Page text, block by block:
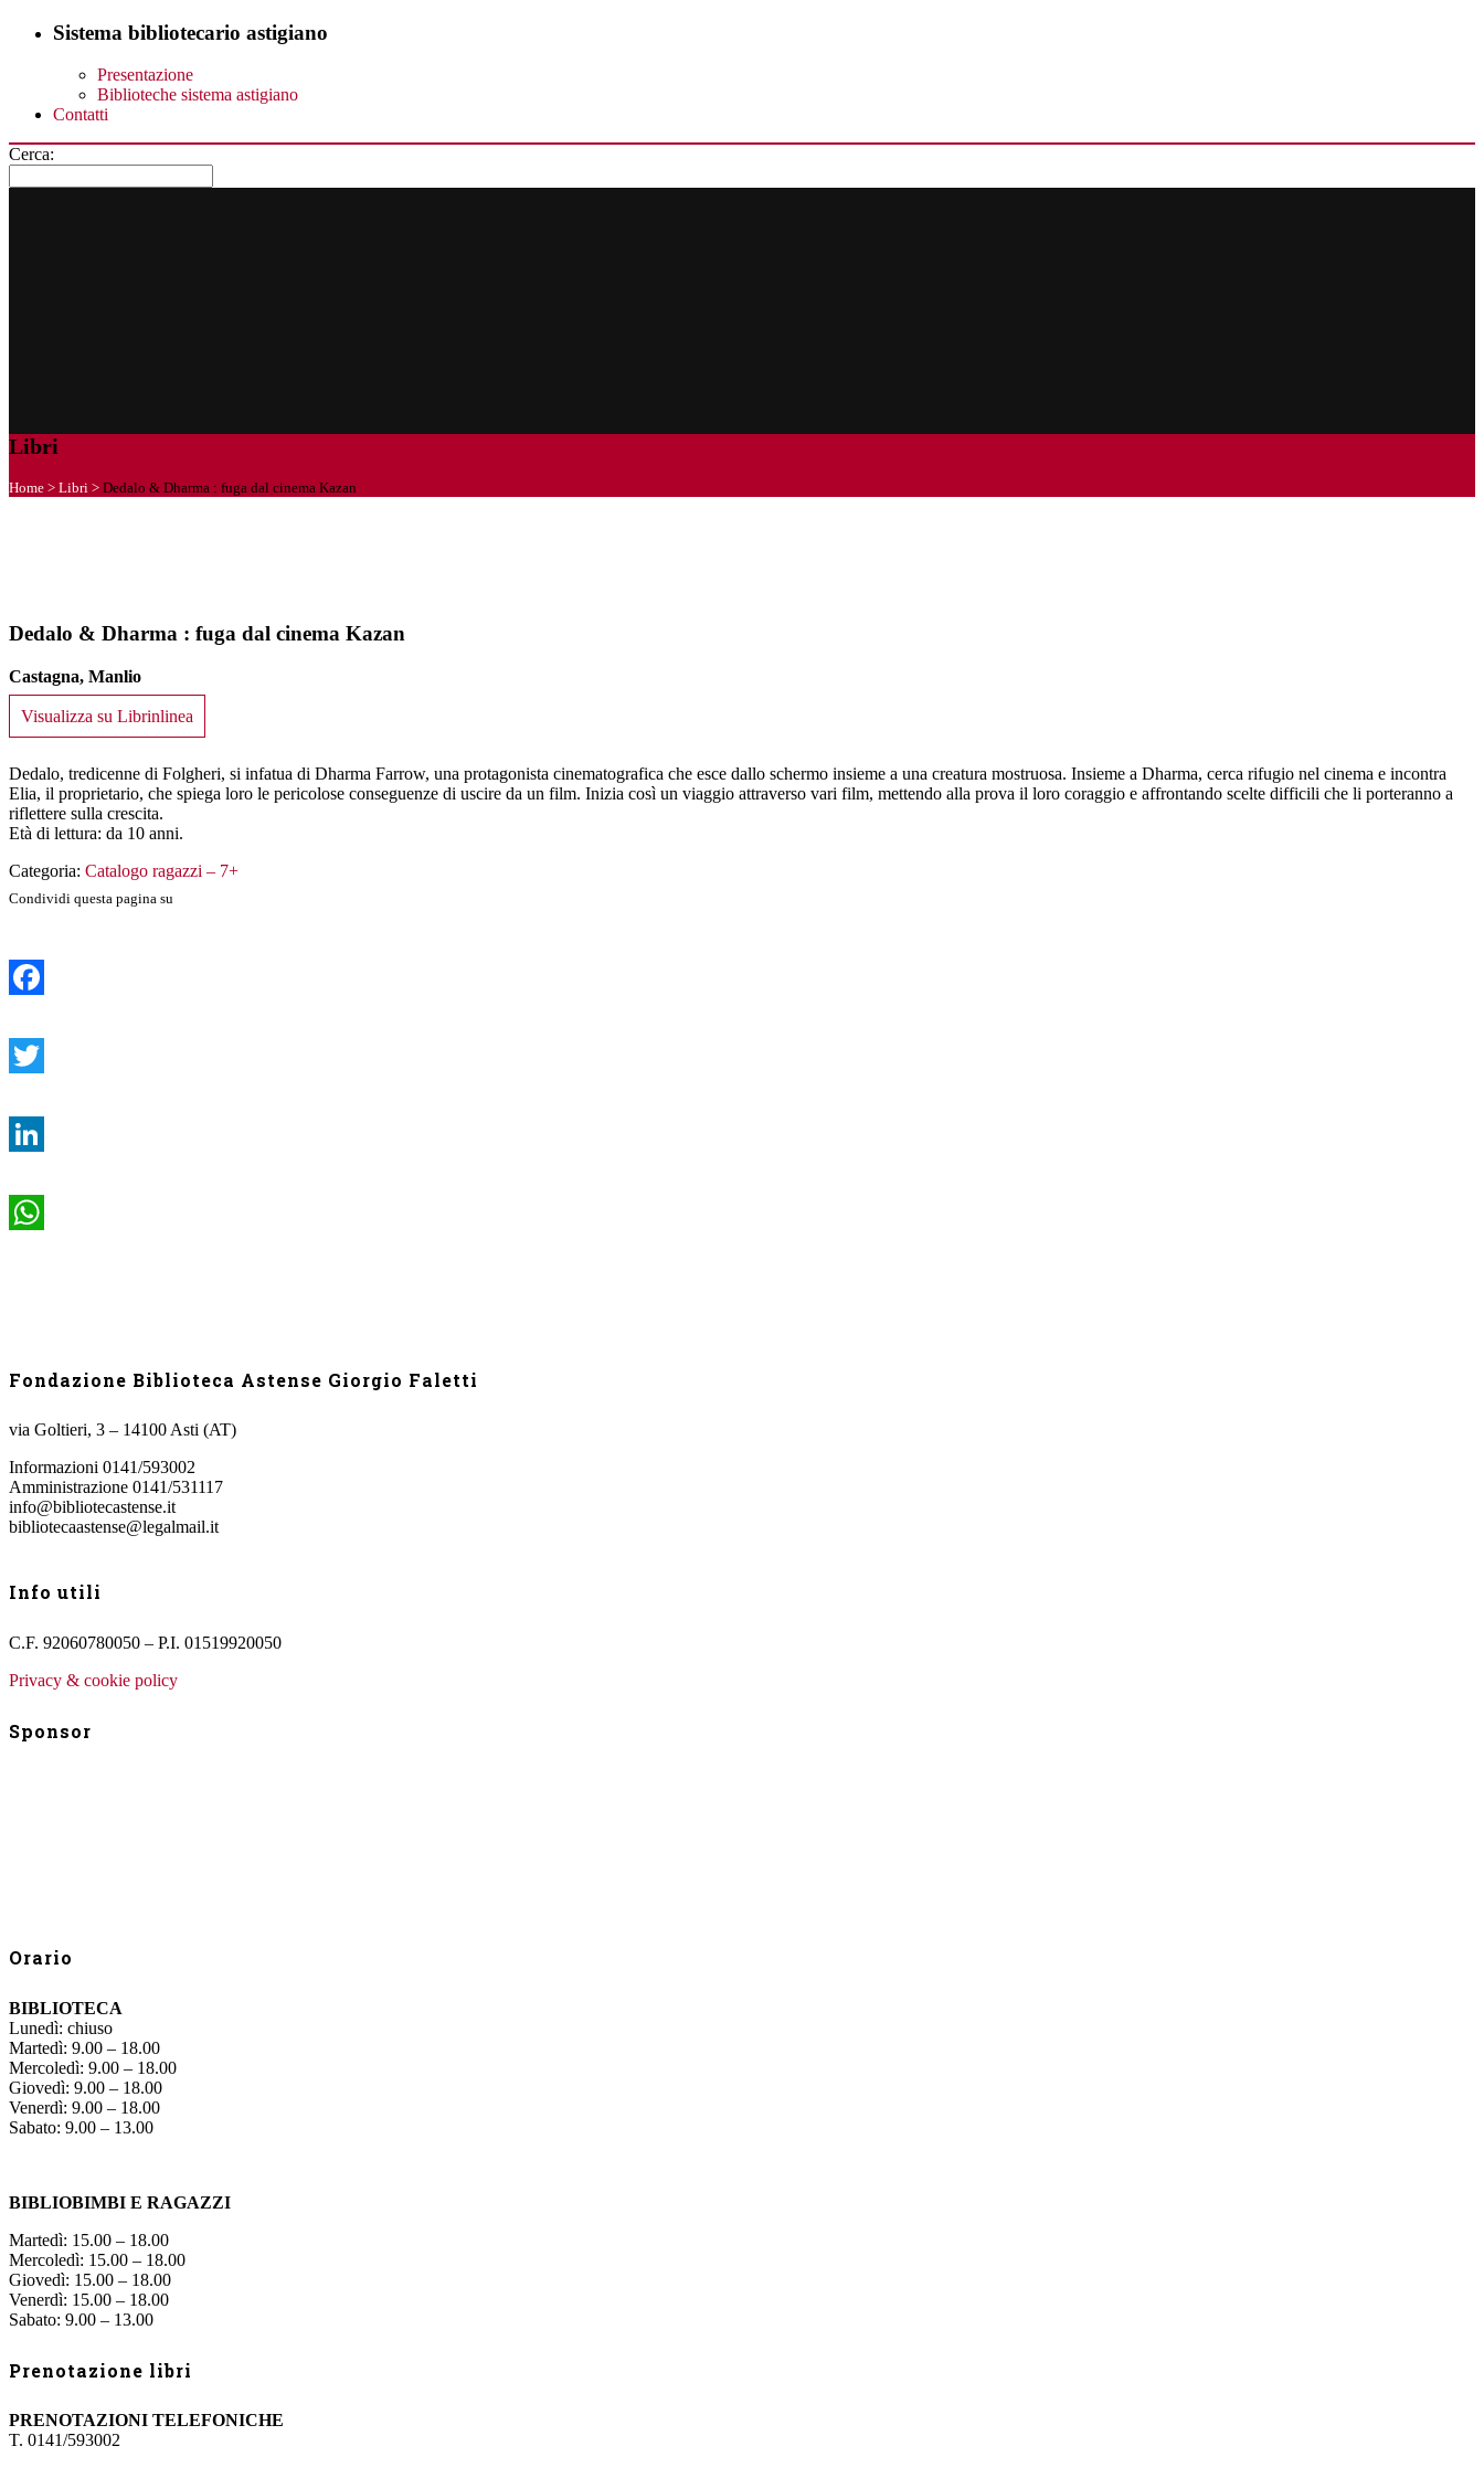
Sistema bibliotecario astigiano
Presentazione
Biblioteche sistema astigiano
Contatti
Cerca:
Libri
Home > Libri > Dedalo & Dharma : fuga dal cinema Kazan
Dedalo & Dharma : fuga dal cinema Kazan
Castagna, Manlio
Visualizza su Librinlinea
Dedalo, tredicenne di Folgheri, si infatua di Dharma Farrow, una protagonista cinematografica che esce dallo schermo insieme a una creatura mostruosa. Insieme a Dharma, cerca rifugio nel cinema e incontra
Elia, il proprietario, che spiega loro le pericolose conseguenze di uscire da un film. Inizia così un viaggio attraverso vari film, mettendo alla prova il loro coraggio e affrontando scelte difficili che li porteranno a
riflettere sulla crescita.
Età di lettura: da 10 anni.
Categoria: Catalogo ragazzi – 7+
Condividi questa pagina su
Fondazione Biblioteca Astense Giorgio Faletti
via Goltieri, 3 – 14100 Asti (AT)
Informazioni 0141/593002
Amministrazione 0141/531117
info@bibliotecastense.it
bibliotecaastense@legalmail.it
Info utili
C.F. 92060780050 – P.I. 01519920050
Privacy & cookie policy
Sponsor
Orario
BIBLIOTECA
Lunedì: chiuso
Martedì: 9.00 – 18.00
Mercoledì: 9.00 – 18.00
Giovedì: 9.00 – 18.00
Venerdì: 9.00 – 18.00
Sabato: 9.00 – 13.00
BIBLIOBIMBI E RAGAZZI
Martedì: 15.00 – 18.00
Mercoledì: 15.00 – 18.00
Giovedì: 15.00 – 18.00
Venerdì: 15.00 – 18.00
Sabato: 9.00 – 13.00
Prenotazione libri
PRENOTAZIONI TELEFONICHE
T. 0141/593002